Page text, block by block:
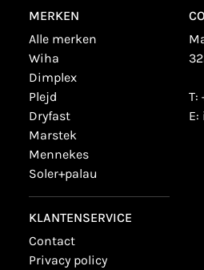
MERKEN
alle merken
wiha
dimplex
plejd
dryfast
marstek
mennekes
soler+palau
KLANTENSERVICE
contact
privacy policy
T:
E: